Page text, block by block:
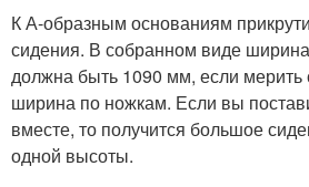
К А-образным основаниям
сидения. В собранном виде
должна быть 1090 мм, если
ширина по ножкам. Если вы
вместе, то получится большое
одной высоты.